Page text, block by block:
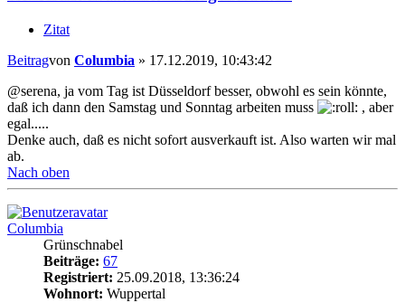
Zitat
Beitragvon Columbia » 17.12.2019, 10:43:42
@serena, ja vom Tag ist Düsseldorf besser, obwohl es sein könnte,
daß ich dann den Samstag und Sonntag arbeiten muss
, aber
egal.....
Denke auch, daß es nicht sofort ausverkauft ist. Also warten wir mal
ab.
Nach oben
Columbia
Grünschnabel
Beiträge: 67
Registriert: 25.09.2018, 13:36:24
Wohnort: Wuppertal